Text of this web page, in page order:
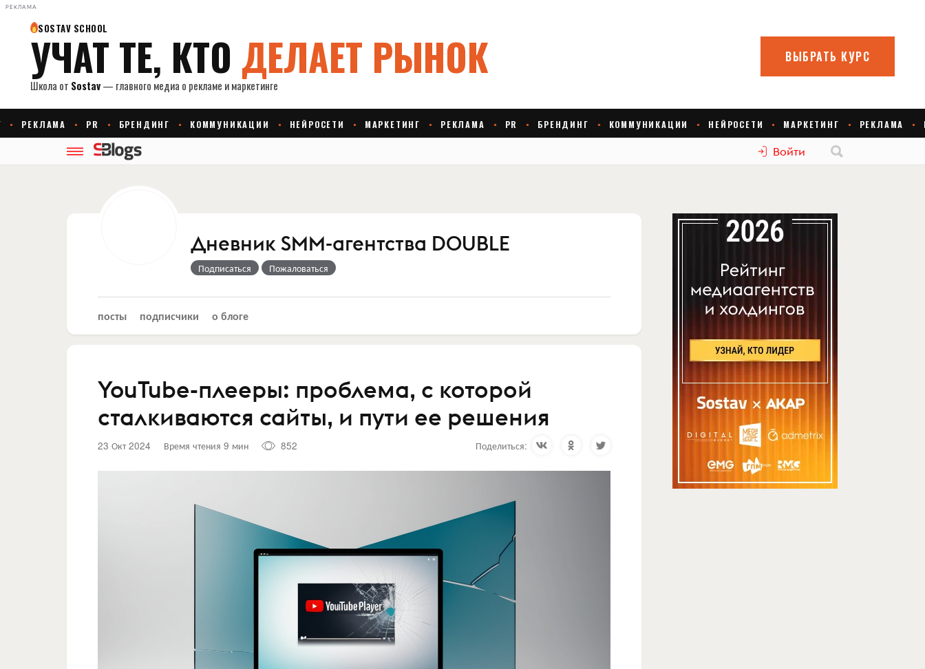
РЕКЛАМА
Войти
Дневник SMM-агентства DOUBLE
Подписаться Пожаловаться
посты подписчики о блоге
YouTube-плееры: проблема, с которой
сталкиваются сайты, и пути ее решения
23 Окт 2024 Время чтения 9 мин 852 Поделиться: